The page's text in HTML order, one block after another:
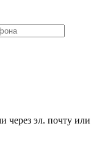
через эл. почту или